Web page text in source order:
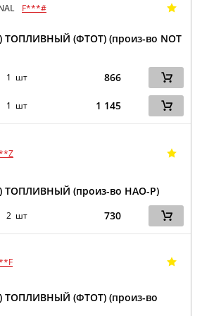
F***#
(ФТОТ) (произ-во NOT
1 шт 866
1 шт 1 145
(произ-во HAO-P)
2 шт 730
(ФТОТ) (произ-во